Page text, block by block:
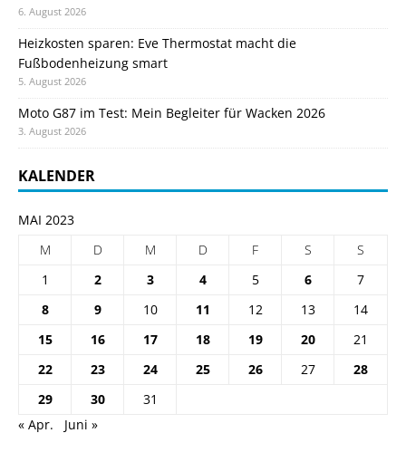
6. August 2026
Heizkosten sparen: Eve Thermostat macht die
Fußbodenheizung smart
5. August 2026
Moto G87 im Test: Mein Begleiter für Wacken 2026
3. August 2026
KALENDER
MAI 2023
M
D M D F S
S
1
2 3 4 5 6
7
8
9 10 11 12 13
14
15
16 17 18 19 20
21
22
23 24 25 26 27
28
29
30
31
« Apr.
Juni »